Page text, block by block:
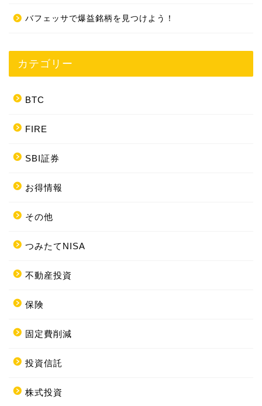
バフェッサで爆益銘柄を見つけよう！
カテゴリー
BTC
FIRE
SBI証券
お得情報
その他
つみたてNISA
不動産投資
保険
固定費削減
投資信託
株式投資